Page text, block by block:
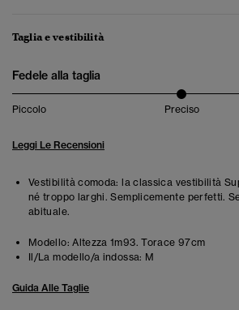
Taglia e vestibilità
Fedele alla taglia
Piccolo Preciso
Leggi Le Recensioni
Vestibilità comoda: la classica vestibilità
né troppo larghi. Semplicemente perfetti.
abituale.
Modello: Altezza 1m93. Torace 97cm
Il/La modello/a indossa: M
Guida Alle Taglie